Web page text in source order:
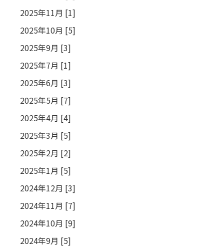
2025年11月 [1]
2025年10月 [5]
2025年9月 [3]
2025年7月 [1]
2025年6月 [3]
2025年5月 [7]
2025年4月 [4]
2025年3月 [5]
2025年2月 [2]
2025年1月 [5]
2024年12月 [3]
2024年11月 [7]
2024年10月 [9]
2024年9月 [5]